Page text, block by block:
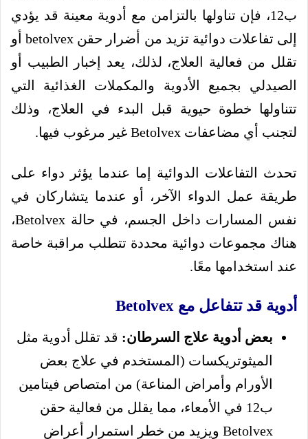
ب12، فإن تناولها بالتزامن مع أدوية معينة قد يؤدي
إلى تفاعلات دوائية تزيد من أضرار حقن betolvex أو
تقلل من فعالية العلاج، لذلك، يعد إخبار الطبيب أو
الصيدلي بجميع الأدوية والمكملات الغذائية التي
تتناولها خطوة حيوية قبل البدء في العلاج، وذلك
لتجنب أي مضاعفات Betolvex غير مرغوب فيها.
تحدث التفاعلات الدوائية إما عندما يؤثر دواء على
طريقة عمل الدواء الآخر، أو عندما يتشاركان في
نفس المسارات داخل الجسم، في حالة Betolvex،
هناك مجموعات دوائية محددة تتطلب مراقبة خاصة
عند استخدامها معًا.
أدوية قد تتفاعل مع Betolvex
بعض أدوية علاج السرطان: قد تقلل أدوية مثل
الميثوتريكسات (المستخدم في علاج بعض
الأورام وأمراض المناعة) من امتصاص فيتامين
ب12 في الأمعاء، مما يقلل من فعالية حقن
Betolvex ويزيد من خطر استمرار أعراض